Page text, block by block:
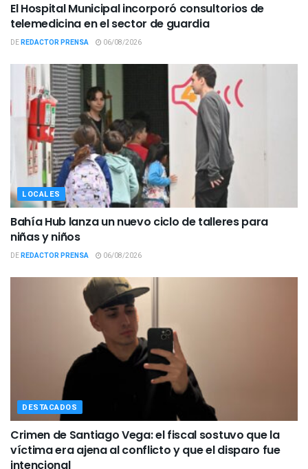
El Hospital Municipal incorporó consultorios de
telemedicina en el sector de guardia
DEREDACTOR PRENSA 06/08/2026
LOCALES
Bahía Hub lanza un nuevo ciclo de talleres para
niñas y niños
DEREDACTOR PRENSA 06/08/2026
DESTACADOS
Crimen de Santiago Vega: el fiscal sostuvo que la
víctima era ajena al conflicto y que el disparo fue
intencional